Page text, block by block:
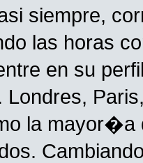
siempre,
las horas
en su
la mayor�a